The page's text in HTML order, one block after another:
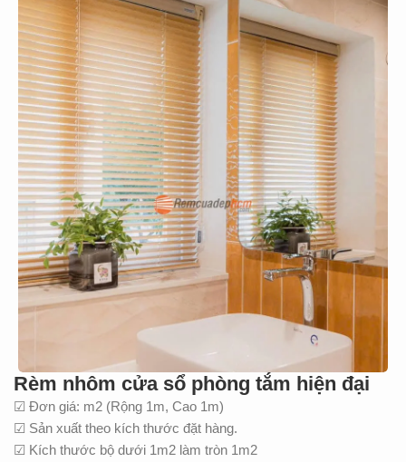
Rèm nhôm cửa sổ phòng tắm hiện đại
☑ Đơn giá: m2 (Rộng 1m, Cao 1m)
☑ Sản xuất theo kích thước đặt hàng.
☑ Kích thước bộ dưới 1m2 làm tròn 1m2